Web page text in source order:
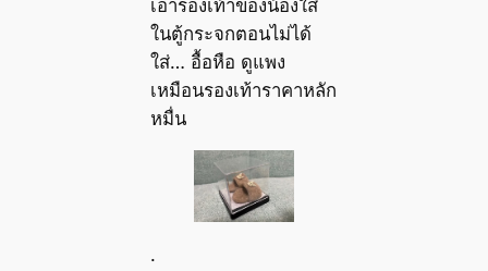
เอารองเท้าของน้องใส่
ในตู้กระจกตอนไม่ได้
ใส่… อื้อหือ ดูแพง
เหมือนรองเท้าราคาหลัก
หมื่น
.